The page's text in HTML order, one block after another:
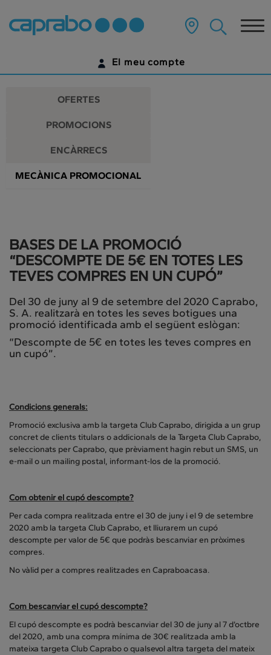
Promocions
descomptes
als
nostres
supermercats
contingut
pàgina
El meu compte
ENCARA NO TENS UN COMPTE DIGITAL?
OFERTES
PROMOCIONS
ENCÀRRECS
MECÀNICA PROMOCIONAL
BASES DE LA PROMOCIÓ
“DESCOMPTE DE 5€ EN TOTES LES
TEVES COMPRES EN UN CUPÓ”
Del 30 de juny al 9 de setembre del 2020 Caprabo,
S. A. realitzarà en totes les seves botigues una
promoció identificada amb el següent eslògan:
“Descompte de 5€ en totes les teves compres en
un cupó”.
Condicions generals:
Promoció exclusiva amb la targeta Club Caprabo, dirigida a un grup
concret de clients titulars o addicionals de la Targeta Club Caprabo,
seleccionats per Caprabo, que prèviament hagin rebut un SMS, un
e-mail o un mailing postal, informant-los de la promoció.
Com obtenir el cupó descompte?
Per cada compra realitzada entre el 30 de juny i el 9 de setembre
2020 amb la targeta Club Caprabo, et lliurarem un cupó
descompte per valor de 5€ que podràs bescanviar en pròximes
compres.
No vàlid per a compres realitzades en Capraboacasa.
Com bescanviar el cupó descompte?
El cupó descompte es podrà bescanviar del 30 de juny al 7 d’octbre
del 2020, amb una compra mínima de 30€ realitzada amb la
mateixa targeta Club Caprabo o qualsevol altra targeta del mateix